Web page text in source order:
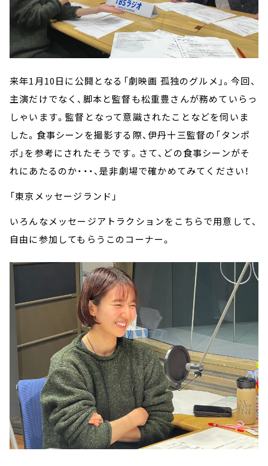
来年1月10日に公開となる「劇映画 孤独のグルメ」。今回、
主演だけでなく、脚本と監督も松重豊さんが務めていらっ
しゃいます。監督となって意識されたことなどを伺いま
した。食事シーンを撮影する際、伊丹十三監督の「タンポ
ポ」を参考にされたそうです。さて、どの食事シーンがそ
れにあたるのか・・・、是非劇場で確かめてみてください！
「東京メッセージランド」
いろんなメッセージアトラクションをこちらで用意して、
自由に参加してもらうこのコーナー。